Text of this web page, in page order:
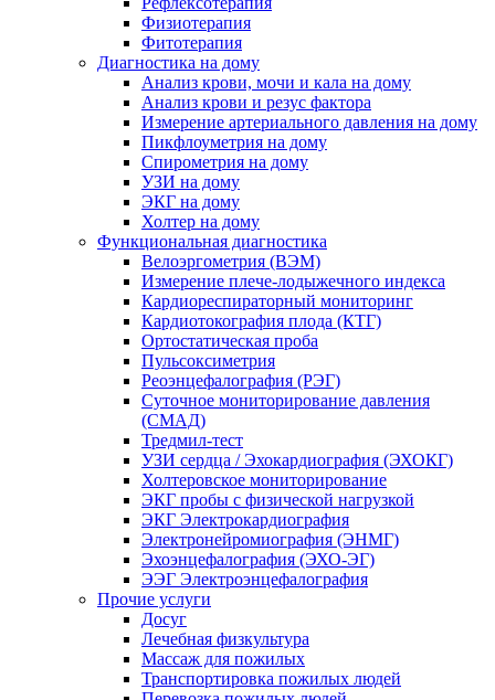
Физиотерапия
Фитотерапия
Диагностика на дому
Анализ крови, мочи и кала на дому
Анализ крови и резус фактора
Измерение артериального давления на дому
Пикфлоуметрия на дому
Спирометрия на дому
УЗИ на дому
ЭКГ на дому
Холтер на дому
Функциональная диагностика
Велоэргометрия (ВЭМ)
Измерение плече-лодыжечного индекса
Кардиореспираторный мониторинг
Кардиотокография плода (КТГ)
Ортостатическая проба
Пульсоксиметрия
Реоэнцефалография (РЭГ)
Суточное мониторирование давления
(СМАД)
Тредмил-тест
УЗИ сердца / Эхокардиография (ЭХОКГ)
Холтеровское мониторирование
ЭКГ пробы с физической нагрузкой
ЭКГ Электрокардиография
Электронейромиография (ЭНМГ)
Эхоэнцефалография (ЭХО-ЭГ)
ЭЭГ Электроэнцефалография
Прочие услуги
Досуг
Лечебная физкультура
Массаж для пожилых
Транспортировка пожилых людей